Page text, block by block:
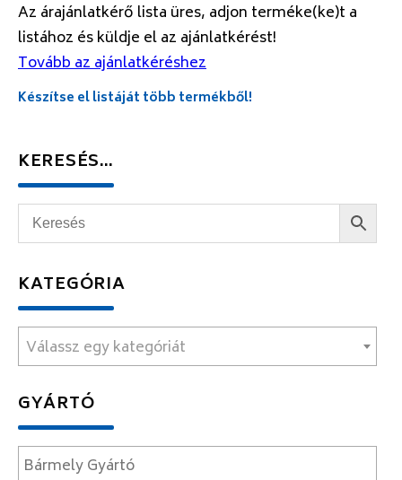
Az árajánlatkérő lista üres, adjon terméke(ke)t a
listához és küldje el az ajánlatkérést!
Tovább az ajánlatkéréshez
Készítse el listáját több termékből!
KERESÉS…
KATEGÓRIA
Válassz egy kategóriát
GYÁRTÓ